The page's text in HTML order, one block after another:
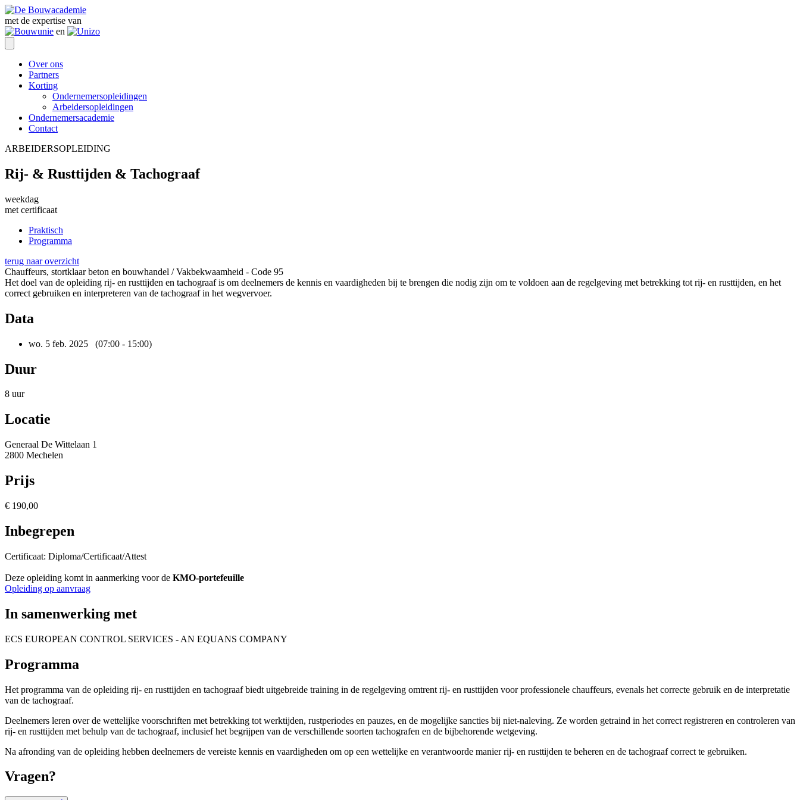
met de expertise van
en
Over ons
Partners
Korting
Ondernemersopleidingen
Arbeidersopleidingen
Ondernemersacademie
Contact
ARBEIDERSOPLEIDING
Rij- & Rusttijden & Tachograaf
weekdag
met certificaat
Praktisch
Programma
terug naar overzicht
Chauffeurs, stortklaar beton en bouwhandel / Vakbekwaamheid - Code 95
Het doel van de opleiding rij- en rusttijden en tachograaf is om deelnemers de kennis en vaardigheden bij te brengen die nodig zijn om te voldoen aan de regelgeving met betrekking tot rij- en rusttijden, en het
correct gebruiken en interpreteren van de tachograaf in het wegvervoer.
Data
wo. 5 feb. 2025 (07:00 - 15:00)
Duur
8 uur
Locatie
Generaal De Wittelaan 1
2800 Mechelen
Prijs
€ 190,00
Inbegrepen
Certificaat: Diploma/Certificaat/Attest
Deze opleiding komt in aanmerking voor de KMO-portefeuille
Opleiding op aanvraag
In samenwerking met
ECS EUROPEAN CONTROL SERVICES - AN EQUANS COMPANY
Programma
Het programma van de opleiding rij- en rusttijden en tachograaf biedt uitgebreide training in de regelgeving omtrent rij- en rusttijden voor professionele chauffeurs, evenals het correcte gebruik en de interpretatie
van de tachograaf.
Deelnemers leren over de wettelijke voorschriften met betrekking tot werktijden, rustperiodes en pauzes, en de mogelijke sancties bij niet-naleving. Ze worden getraind in het correct registreren en controleren van
rij- en rusttijden met behulp van de tachograaf, inclusief het begrijpen van de verschillende soorten tachografen en de bijbehorende wetgeving.
Na afronding van de opleiding hebben deelnemers de vereiste kennis en vaardigheden om op een wettelijke en verantwoorde manier rij- en rusttijden te beheren en de tachograaf correct te gebruiken.
Vragen?